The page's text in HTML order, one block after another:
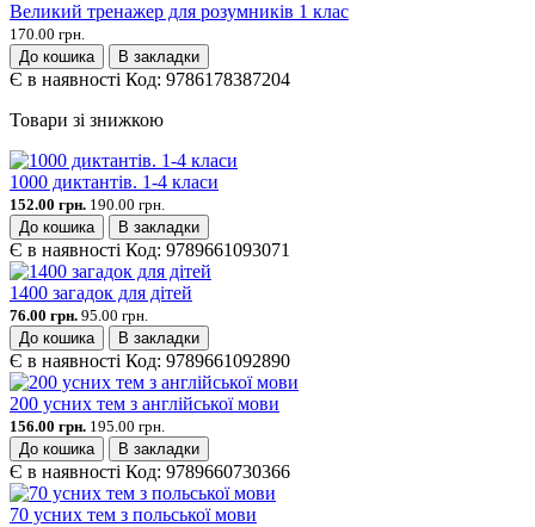
Великий тренажер для розумників 1 клас
170.00 грн.
До кошика
В закладки
Є в наявності Код: 9786178387204
Товари зі знижкою
1000 диктантів. 1-4 класи
152.00 грн. 190.00 грн.
До кошика
В закладки
Є в наявності Код: 9789661093071
1400 загадок для дітей
76.00 грн. 95.00 грн.
До кошика
В закладки
Є в наявності Код: 9789661092890
200 усних тем з англійської мови
156.00 грн. 195.00 грн.
До кошика
В закладки
Є в наявності Код: 9789660730366
70 усних тем з польської мови